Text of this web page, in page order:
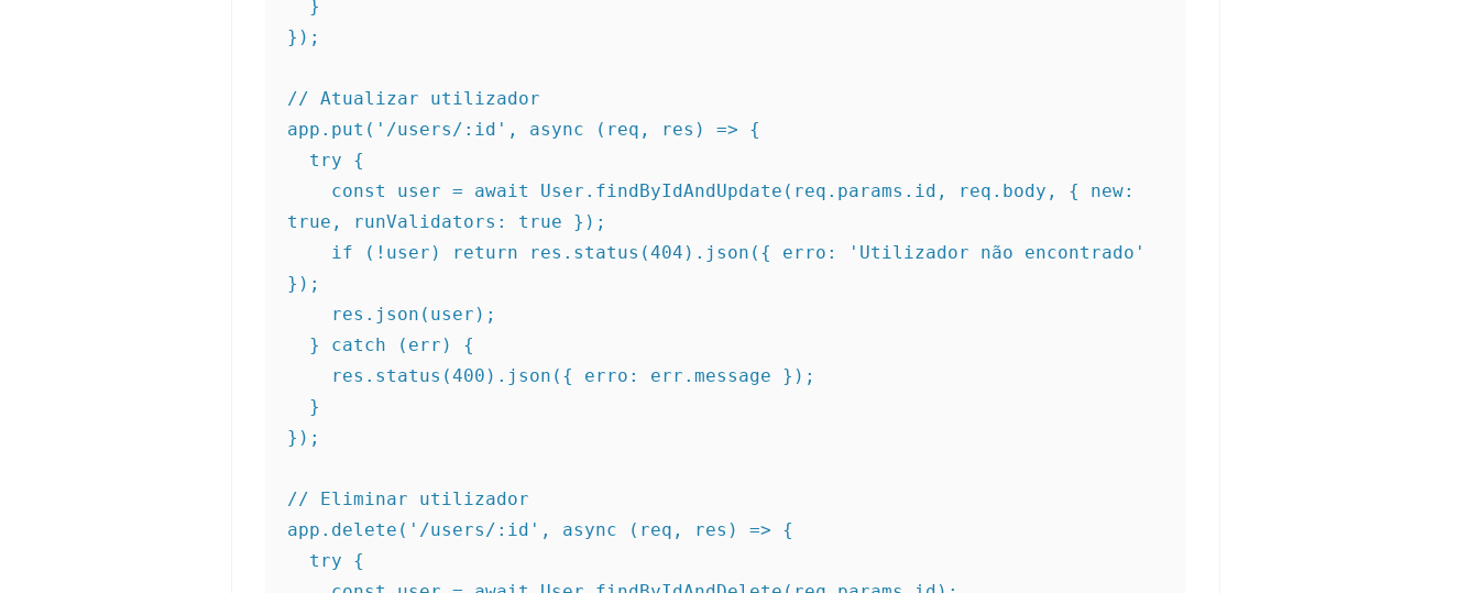
});
// Atualizar utilizador
app.put('/users/:id', async (req, res) => {
true, runValidators: true });
});
});
// Eliminar utilizador
app.delete('/users/:id', async (req, res) => {